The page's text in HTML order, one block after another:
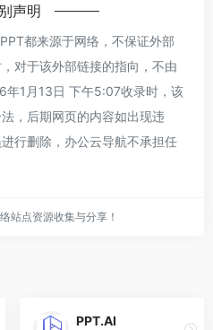
声明
都来源于网络，不保证外部
对于该外部链接的指向，不由
年1月13日 下午5:07收录时，该
，后期网页的内容如出现违
行删除，办公云导航不承担任
站点资源收集与分享！
PPT.AI